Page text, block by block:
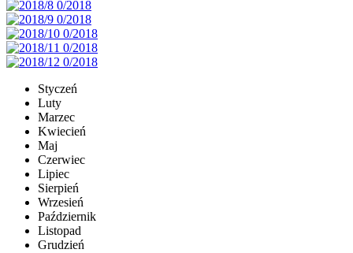
Styczeń
Luty
Marzec
Kwiecień
Maj
Czerwiec
Lipiec
Sierpień
Wrzesień
Październik
Listopad
Grudzień